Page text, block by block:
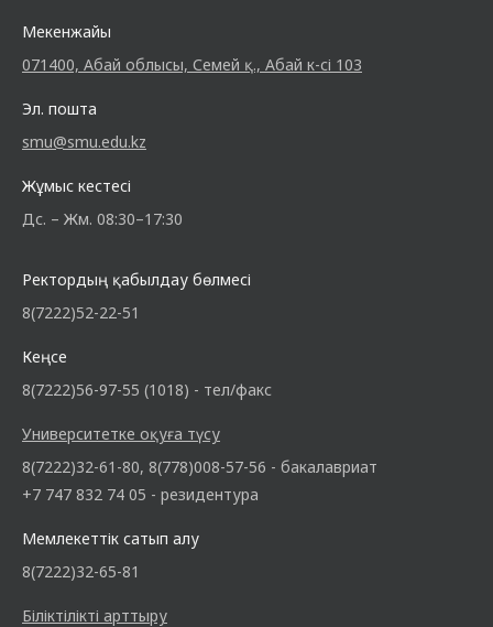
Мекенжайы
071400, Абай облысы, Семей қ., Абай к-сі 103
Эл. пошта
smu@smu.edu.kz
Жұмыс кестесі
Дс. – Жм. 08:30–17:30
Ректордың қабылдау бөлмесі
8(7222)52-22-51
Кеңсе
8(7222)56-97-55 (1018) - тел/факс
Университетке оқуға түсу
8(7222)32-61-80, 8(778)008-57-56 - бакалавриат
+7 747 832 74 05 - резидентура
Мемлекеттік сатып алу
8(7222)32-65-81
Біліктілікті арттыру